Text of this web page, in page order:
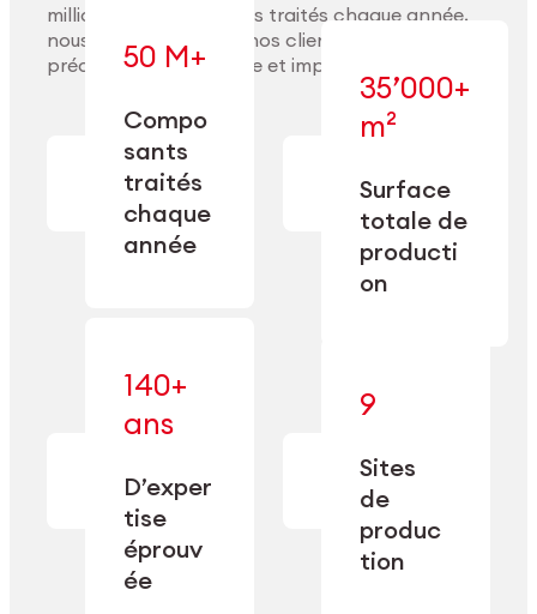
Explorer les matériaux
millions de composants traités chaque année,
nous accompagnons nos clients pour délivrer
précision, performance et impact durable.
50 M+
Compo
sants
traités
chaque
année
— en usinage,
nettoyage et
conditionnement.
35’000+
m²
Surface
totale de
producti
on
— conçue pour
précision et la
flexibilité
opérationnelle.
140+
ans
D’exper
tise
éprouv
ée
précision
1885.
9
Sites
de
produc
tion
approfondie
capacité de
double